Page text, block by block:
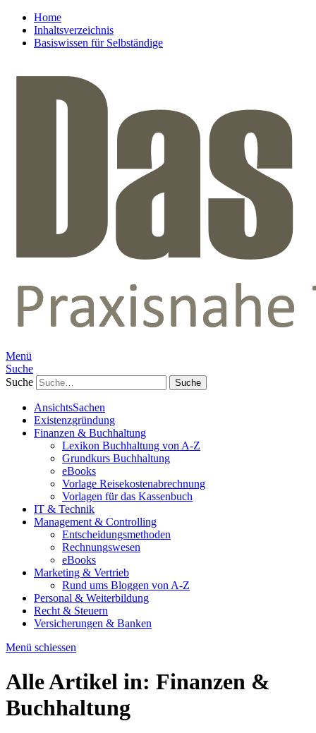
Home
Inhaltsverzeichnis
Basiswissen für Selbständige
Menü
Suche
Suche
AnsichtsSachen
Existenzgründung
Finanzen & Buchhaltung
Lexikon Buchhaltung von A-Z
Grundkurs Buchhaltung
eBooks
Vorlage Reisekostenabrechnung
Vorlagen für das Kassenbuch
IT & Technik
Management & Controlling
Entscheidungsmethoden
Rechnungswesen
eBooks
Marketing & Vertrieb
Rund ums Bloggen von A-Z
Personal & Weiterbildung
Recht & Steuern
Versicherungen & Banken
Menü schiessen
Alle Artikel in: Finanzen &
Buchhaltung